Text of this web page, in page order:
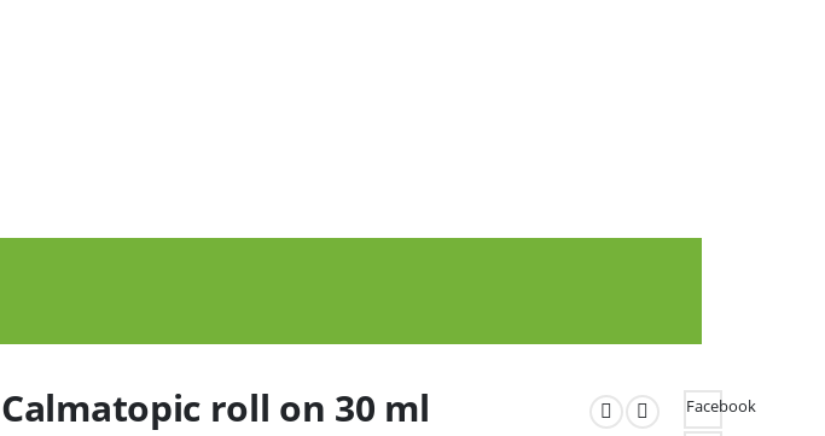
Calmatopic roll on 30 ml
Facebook